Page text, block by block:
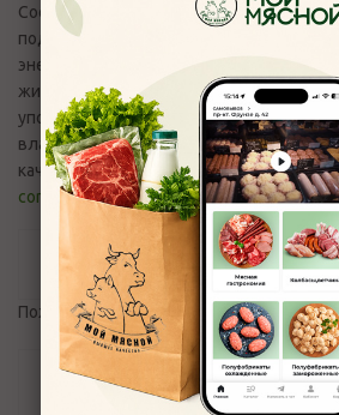
Состав: Грибы шиитаке,лук
подсолнечное,соль
энергетическая ценность (средние
жиры - 0,8; углеводы -2; 20 ккал/ 82 Кдж.
употреблению. Хранить при
влажности воздуха не более 75%.
качеству продукции принимаются по
control_moymyasnoy76@mail.ruи
Отзывы
Пожалуйста,авторизуйтесь, чтобы
Задать вопрос